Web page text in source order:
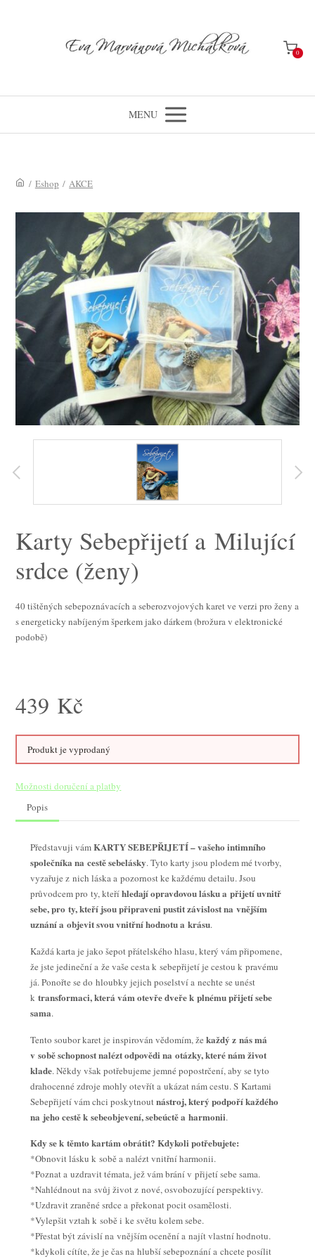
0
MENU
/ Eshop / AKCE
Karty Sebepřijetí a Milující
srdce (ženy)
40 tištěných sebepoznávacích a seberozvojových karet ve verzi pro ženy a
s energeticky nabíjeným šperkem jako dárkem (brožura v elektronické
podobě)
439 Kč
Produkt je vyprodaný
Možnosti doručení a platby
Popis
Představuji vámKARTY SEBEPŘIJETÍ – vašeho intimního
společníka na cestě sebelásky. Tyto karty jsou plodem mé tvorby,
vyzařuje z nich láska a pozornost ke každému detailu. Jsou
průvodcem pro ty, kteříhledají opravdovou lásku a přijetí uvnitř
sebe, pro ty, kteří jsou připraveni pustit závislost na vnějším
uznání a objevit svou vnitřní hodnotu a krásu.
Každá karta je jako šepot přátelského hlasu, který vám připomene,
že jste jedineční a že vaše cesta k sebepřijetí je cestou k pravému
já. Ponořte se do hloubky jejich poselství a nechte se unést
k transformaci, která vám otevře dveře k plnému přijetí sebe
sama.
Tento soubor karet je inspirován vědomím, že každý z nás má
v sobě schopnost nalézt odpovědi na otázky, které nám život
klade. Někdy však potřebujeme jemné popostrčení, aby se tyto
drahocenné zdroje mohly otevřít a ukázat nám cestu. S Kartami
Sebepřijetí vám chci poskytnoutnástroj, který podpoří každého
na jeho cestě k sebeobjevení, sebeúctě a harmonii.
Kdy se k těmto kartám obrátit? Kdykoli potřebujete:
*Obnovit lásku k sobě a nalézt vnitřní harmonii.
*Poznat a uzdravit témata, jež vám brání v přijetí sebe sama.
*Nahlédnout na svůj život z nové, osvobozující perspektivy.
*Uzdravit zraněné srdce a překonat pocit osamělosti.
*Vylepšit vztah k sobě i ke světu kolem sebe.
*Přestat být závislí na vnějším ocenění a najít vlastní hodnotu.
*kdykoli cítíte, že je čas na hlubší sebepoznání a chcete posílit